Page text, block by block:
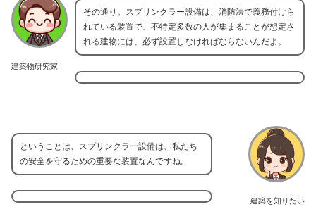
建築物研究家
その通り。スプリンクラー設備は、消防法で義務付けら
れている装置で、不特定多数の人が集まることが想定さ
れる建物には、必ず設置しなければならないんだよ。
建築を知りたい
ということは、スプリンクラー設備は、私たち
の安全を守るための重要な装置なんですね。